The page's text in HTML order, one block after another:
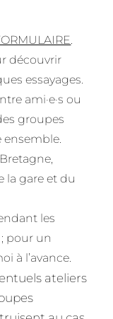
.
découvrir
essayages.
ami·e·s ou
groupes
la gare et du
les
pour un
à l’avance.
ateliers